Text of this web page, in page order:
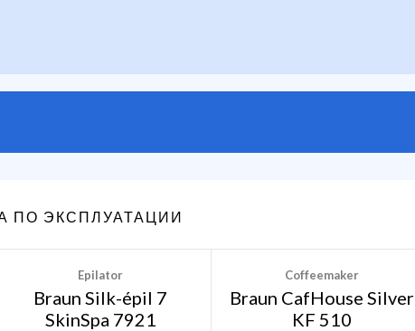
ПО ЭКСПЛУАТАЦИИ
Epilator
Braun Silk-épil 7
SkinSpa 7921
Coffeemaker
Braun CafHouse Silver
KF 510